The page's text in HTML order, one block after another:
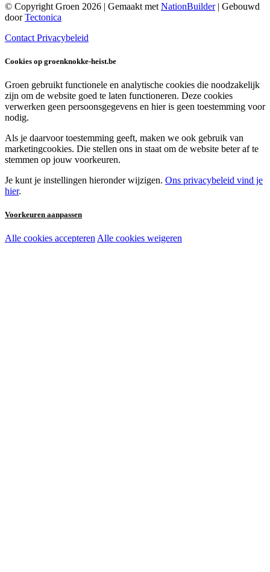
© Copyright Groen 2026 | Gemaakt met NationBuilder| Gebouwd
doorTectonica
Contact Privacybeleid
Cookies op groenknokke-heist.be
Groen gebruikt functionele en analytische cookies die noodzakelijk
zijn om de website goed te laten functioneren. Deze cookies
verwerken geen persoonsgegevens en hier is geen toestemming voor
nodig.
Als je daarvoor toestemming geeft, maken we ook gebruik van
marketingcookies. Die stellen ons in staat om de website beter af te
stemmen op jouw voorkeuren.
Je kunt je instellingen hieronder wijzigen. Ons privacybeleid vind je
hier.
Voorkeuren aanpassen
Noodzakelijke cookies:
Alle cookies accepteren Alle cookies weigeren